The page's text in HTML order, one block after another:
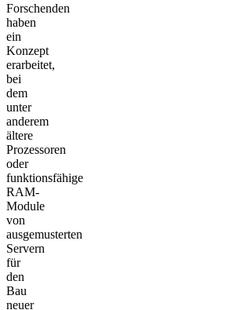
Forschenden
haben
ein
Konzept
erarbeitet,
bei
dem
unter
anderem
ältere
Prozessoren
oder
funktionsfähige
RAM-
Module
von
ausgemusterten
Servern
für
den
Bau
neuer